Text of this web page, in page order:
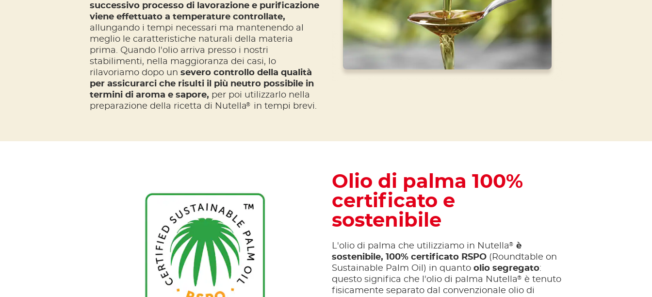
successivo processo di lavorazione e purificazione
viene effettuato a temperature controllate,
allungando i tempi necessari ma mantenendo al
meglio le caratteristiche naturali della materia
prima. Quando l'olio arriva presso i nostri
stabilimenti, nella maggioranza dei casi, lo
rilavoriamo dopo un severo controllo della qualità
per assicurarci che risulti il più neutro possibile in
termini di aroma e sapore, per poi utilizzarlo nella
preparazione della ricetta di Nutella® in tempi brevi.
Olio di palma 100%
certificato e
sostenibile
L'olio di palma che utilizziamo in Nutella® è
sostenibile, 100% certificato RSPO (Roundtable on
Sustainable Palm Oil) in quanto olio segregato:
questo significa che l'olio di palma Nutella® è tenuto
fisicamente separato dal convenzionale olio di